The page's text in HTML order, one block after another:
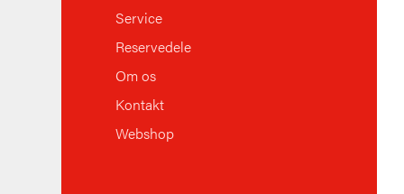
Service
Reservedele
Om os
Kontakt
Webshop